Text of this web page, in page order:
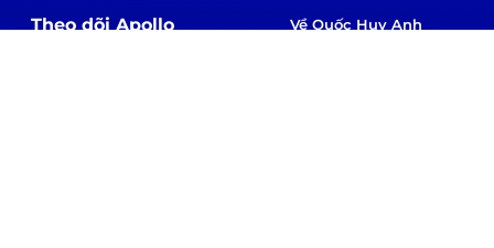
Theo dõi Apollo
Về Quốc Huy Anh